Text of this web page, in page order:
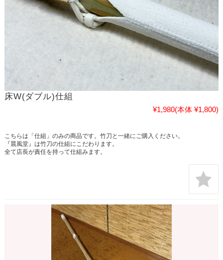
床W(ダブル)仕組
¥1,980(本体 ¥1,800)
こちらは「仕組」のみの商品です。竹刀と一緒にご購入ください。
『晨風堂』は竹刀の仕組にこだわります。
全て店長が責任を持って仕組みます。